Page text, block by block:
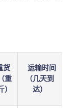
货
重
）
运输时间
（几天到
达）